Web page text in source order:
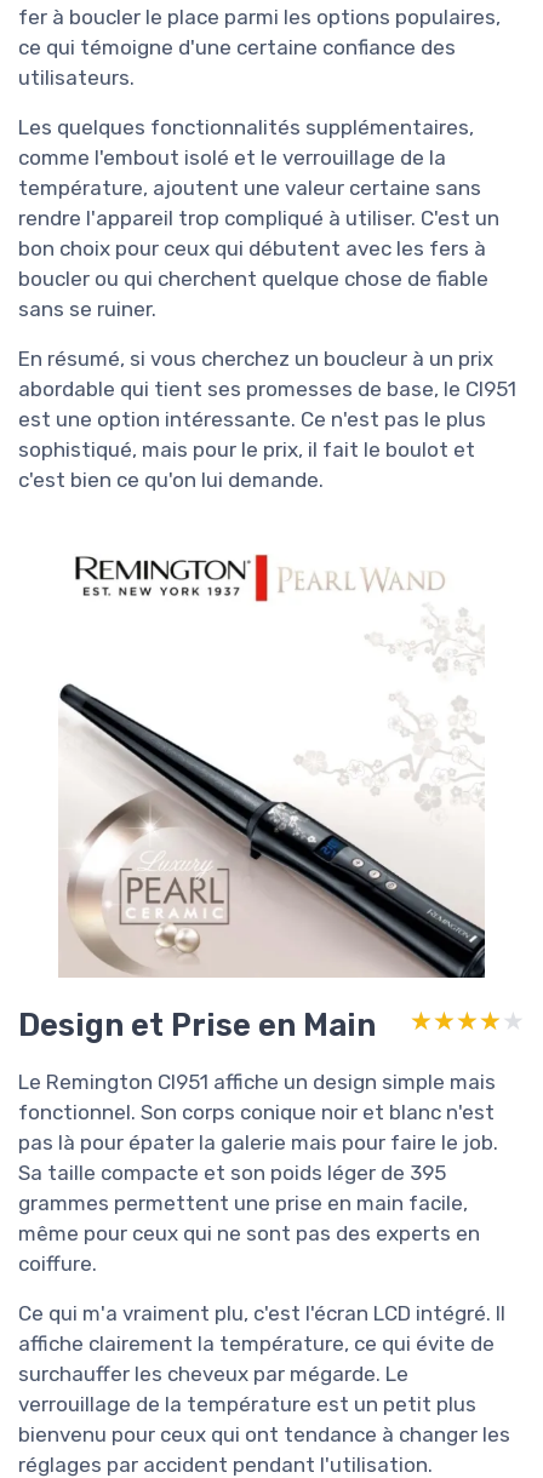
fer à boucler le place parmi les options populaires,
ce qui témoigne d'une certaine confiance des
utilisateurs.
Les quelques fonctionnalités supplémentaires,
comme l'embout isolé et le verrouillage de la
température, ajoutent une valeur certaine sans
rendre l'appareil trop compliqué à utiliser. C'est un
bon choix pour ceux qui débutent avec les fers à
boucler ou qui cherchent quelque chose de fiable
sans se ruiner.
En résumé, si vous cherchez un boucleur à un prix
abordable qui tient ses promesses de base, le CI951
est une option intéressante. Ce n'est pas le plus
sophistiqué, mais pour le prix, il fait le boulot et
c'est bien ce qu'on lui demande.
Design et Prise en Main ★★★★★
★★★★★
Le Remington CI951 affiche un design simple mais
fonctionnel. Son corps conique noir et blanc n'est
pas là pour épater la galerie mais pour faire le job.
Sa taille compacte et son poids léger de 395
grammes permettent une prise en main facile,
même pour ceux qui ne sont pas des experts en
coiffure.
Ce qui m'a vraiment plu, c'est l'écran LCD intégré. Il
affiche clairement la température, ce qui évite de
surchauffer les cheveux par mégarde. Le
verrouillage de la température est un petit plus
bienvenu pour ceux qui ont tendance à changer les
réglages par accident pendant l'utilisation.